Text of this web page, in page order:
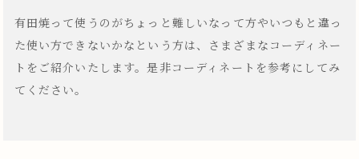
有田焼って使うのがちょっと難しいなって方やいつもと違っ
た使い方できないかなという方は、さまざまなコーディネー
トをご紹介いたします。是非コーディネートを参考にしてみ
てください。